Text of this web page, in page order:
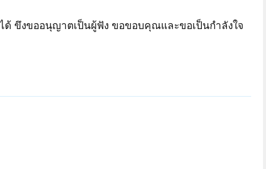
ด้ ขึงขออนุญาตเป็นผู้ฟัง ขอขอบคุณและขอเป็นกำลังใจ